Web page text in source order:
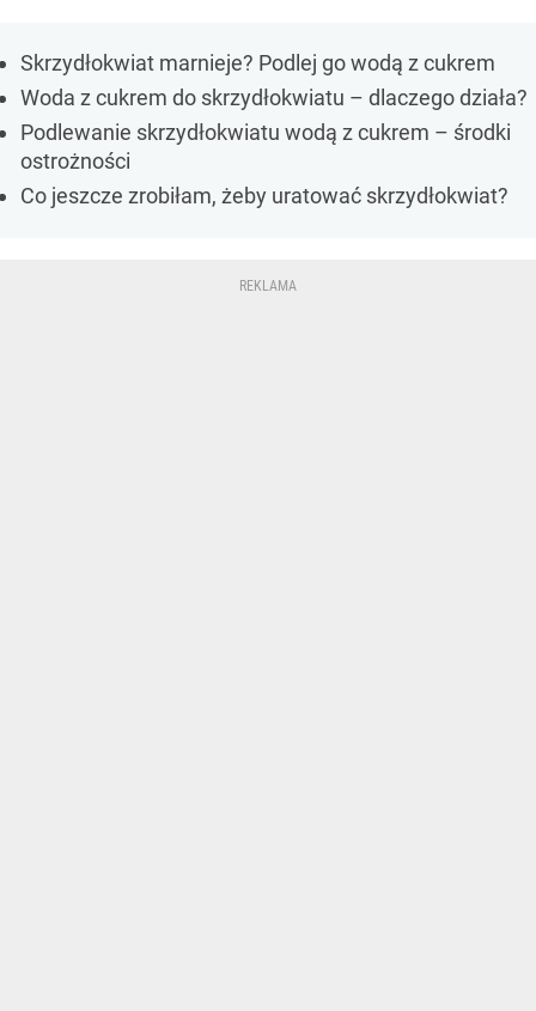
Skrzydłokwiat marnieje? Podlej go wodą z cukrem
Woda z cukrem do skrzydłokwiatu – dlaczego działa?
Podlewanie skrzydłokwiatu wodą z cukrem – środki
ostrożności
Co jeszcze zrobiłam, żeby uratować skrzydłokwiat?